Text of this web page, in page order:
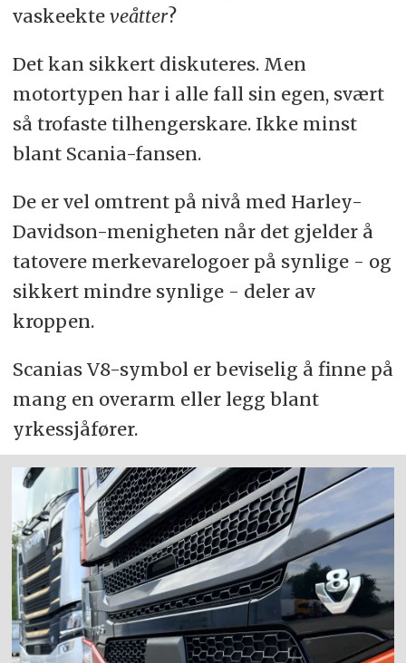
vaskeekte veåtter?
Det kan sikkert diskuteres. Men
motortypen har i alle fall sin egen, svært
så trofaste tilhengerskare. Ikke minst
blant Scania-fansen.
De er vel omtrent på nivå med Harley-
Davidson-menigheten når det gjelder å
tatovere merkevarelogoer på synlige - og
sikkert mindre synlige - deler av
kroppen.
Scanias V8-symbol er beviselig å finne på
mang en overarm eller legg blant
yrkessjåfører.